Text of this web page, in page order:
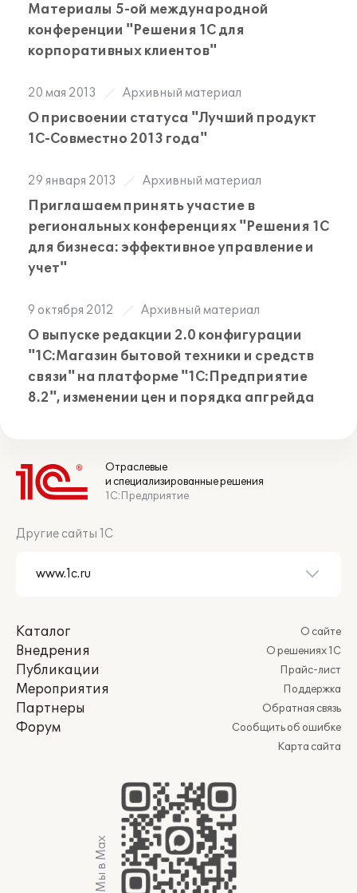
Материалы 5-ой международной
конференции "Решения 1С для
корпоративных клиентов"
20 мая 2013 Архивный материал
О присвоении статуса "Лучший продукт
1С-Совместно 2013 года"
29 января 2013 Архивный материал
Приглашаем принять участие в
региональных конференциях "Решения 1С
для бизнеса: эффективное управление и
учет"
9 октября 2012 Архивный материал
О выпуске редакции 2.0 конфигурации
"1С:Магазин бытовой техники и средств
связи" на платформе "1С:Предприятие
8.2", изменении цен и порядка апгрейда
Отраслевые
и специализированные решения
1С:Предприятие
Другие сайты 1С
Каталог
Внедрения
Публикации
Мероприятия
Партнеры
Форум
О сайте
О решениях 1С
Прайс-лист
Поддержка
Обратная связь
Сообщить об ошибке
Карта сайта
Мы в Max